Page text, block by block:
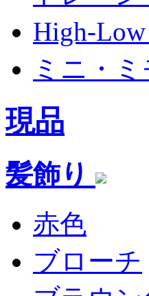
High-
ミニ・
現品
髪飾り
赤色
ブローチ